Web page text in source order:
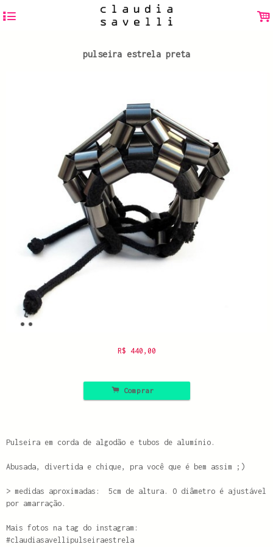
4 .
pulseira estrela preta
R$ 440,00
. Comprar
Pulseira em corda de algodão e tubos de alumínio.
Abusada, divertida e chique, pra você que é bem assim ;)
> medidas aproximadas:
5cm de altura. O diâmetro é ajustável
por amarração.
Mais fotos na tag do instagram:
#claudiasavellipulseiraestrela